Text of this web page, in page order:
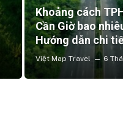
Khoảng cách
Cần Giờ bao
Hướng dẫn chi
Việt Map Travel 6